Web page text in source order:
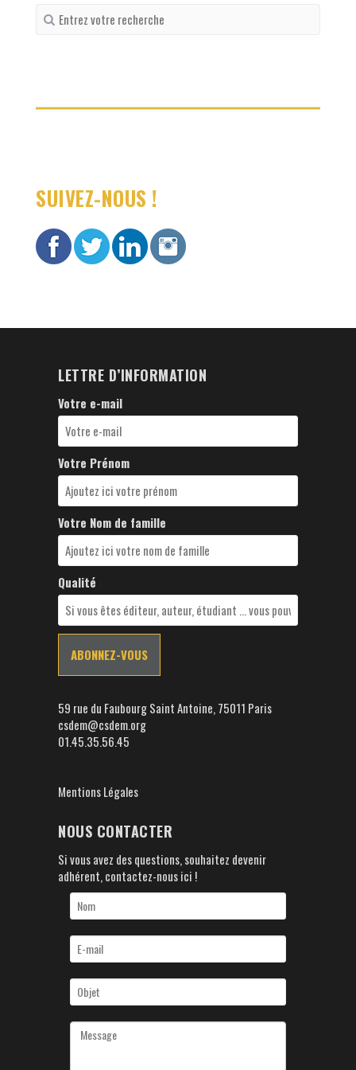
Recherche
pour
SUIVEZ-NOUS !
LETTRE D’INFORMATION
Votre e-mail
Votre Prénom
Votre Nom de famille
Qualité
59 rue du Faubourg Saint Antoine, 75011 Paris
csdem@csdem.org
01.45.35.56.45
Mentions Légales
NOUS CONTACTER
Si vous avez des questions, souhaitez devenir
adhérent, contactez-nous ici !